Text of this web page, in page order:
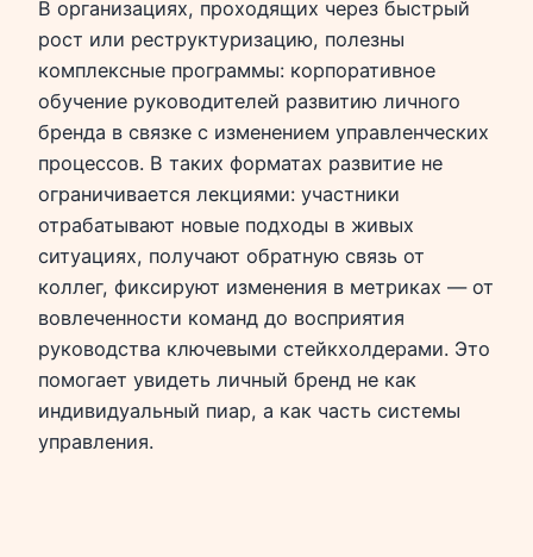
В организациях, проходящих через быстрый
рост или реструктуризацию, полезны
комплексные программы: корпоративное
обучение руководителей развитию личного
бренда в связке с изменением управленческих
процессов. В таких форматах развитие не
ограничивается лекциями: участники
отрабатывают новые подходы в живых
ситуациях, получают обратную связь от
коллег, фиксируют изменения в метриках — от
вовлеченности команд до восприятия
руководства ключевыми стейкхолдерами. Это
помогает увидеть личный бренд не как
индивидуальный пиар, а как часть системы
управления.